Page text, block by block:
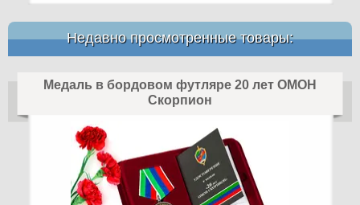
Недавно просмотренные товары:
Медаль в бордовом футляре 20 лет ОМОН
Скорпион